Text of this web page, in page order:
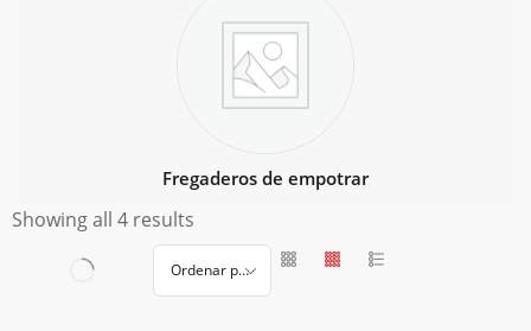
Fregaderos de empotrar
Showing all 4 results